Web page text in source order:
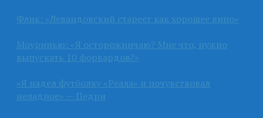
Флик: «Левандовский стареет как хорошее вино»
Моуринью: «Я осторожничаю? Мне что, нужно
выпускать 10 форвардов?»
«Я надел футболку «Реала» и почувствовал
неладное» — Педри